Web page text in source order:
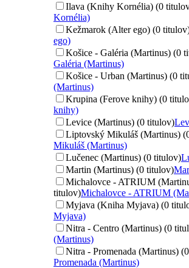
Ilava (Knihy Kornélia) (0
Kornélia)
Kežmarok (Alter ego) (0
ego)
Košice - Galéria (Martinus) (0
Galéria (Martinus)
Košice - Urban (Martinus) (0
(Martinus)
Krupina (Ferove knihy) (0
knihy)
Levice (Martinus) (0 titulov)
Liptovský Mikuláš (Martinus)
Mikuláš (Martinus)
Lučenec (Martinus) (0 titulov)
Martin (Martinus) (0 titulov)
Michalovce - ATRIUM
titulov)Michalovce - ATRIUM
Myjava (Kniha Myjava) (0
Myjava)
Nitra - Centro (Martinus) (0
(Martinus)
Nitra - Promenada (Martinus)
Promenada (Martinus)